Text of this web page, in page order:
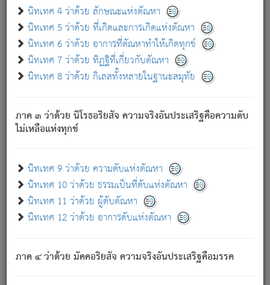
นิทเทศ 4 ว่าด้วย ลักษณะแห่งตัณหา
นิทเทศ 5 ว่าด้วย ที่เกิดและการเกิดแห่งตัณหา
นิทเทศ 6 ว่าด้วย อาการที่ตัณหาทำให้เกิดทุกข์
นิทเทศ 7 ว่าด้วย ทิฏฐิที่เกี่ยวกับตัณหา
นิทเทศ 8 ว่าด้วย กิเลสทั้งหลายในฐานะสมุทัย
ภาค ๓ ว่าด้วย นิโรธอริยสัจ ความจริงอันประเสริฐคือความดับ
ไม่เหลือแห่งทุกข์
นิทเทศ 9 ว่าด้วย ความดับแห่งตัณหา
นิทเทศ 10 ว่าด้วย ธรรมเป็นที่ดับแห่งตัณหา
นิทเทศ 11 ว่าด้วย ผู้ดับตัณหา
นิทเทศ 12 ว่าด้วย อาการดับแห่งตัณหา
ภาค ๔ ว่าด้วย มัคคอริยสัจ ความจริงอันประเสริฐคือมรรค
อย่างนี้อยู่; เขาย่อมละภวตัณหาได้ และไม่เพลิดเพลินวิภวตัณหา
ด้วย.
ความดับเพราะความสำรอกไม่เหลือ (แห่งภพทั้งหลาย)
เพราะความสิ้นไปแห่งตัณหาโดยประการทั้งปวง นั้นคือ
นิพพาน.
ภพใหม่ย่อมไม่มีแก่ภิกษุนั้น ผู้ดับเย็นสนิทแล้ว เพราะไม่มี
ภิกษุนั้น เป็นผู้ครอบงำมารได้แล้ว ชนะสงครามแล้ว ก้าวล่วง
ภพทั้งหลายทั้งปวงได้แล้ว เป็นผู้คงที่ (คือไม่เปลี่ยนแปลงอีกต่อ
- อุ.ขุ. ๒๕/๑๒๑/๘๔.
(ข้อความนี้ เป็นพระพุทธอุทานที่ทรงเปล่งออก ที่โคนต้นโพธิ์
เป็นที่ตรัสรู้ เมื่อตรัสรู้แล้วได้ 7 วัน)